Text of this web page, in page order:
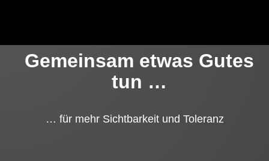
Gemeinsam etwas Gutes
tun …
… für mehr Sichtbarkeit und Toleranz